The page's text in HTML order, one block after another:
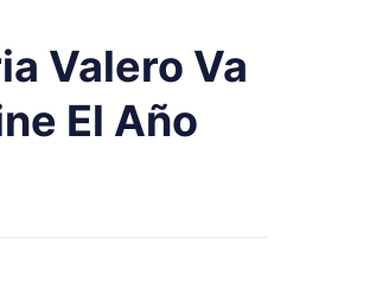
Valero Va
El Año